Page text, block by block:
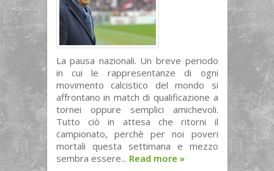
La pausa nazionali. Un breve periodo
in cui le rappresentanze di ogni
movimento calcistico del mondo si
affrontano in match di qualificazione a
tornei oppure semplici amichevoli.
Tutto ciò in attesa che ritorni il
campionato, perchè per noi poveri
mortali questa settimana e mezzo
sembra essere... Read more »